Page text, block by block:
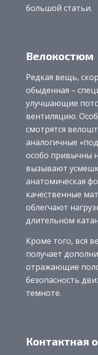
большой статьи.
Велокостюм
Редкая вещь,
обыденная –
улучшающие
вентиляцию.
смотрятся
аналогичные
особо привычны
вызывают
анатомическая
качественные
облегчают
длительном
Кроме того, вся
получает
отражающие
безопасность
темноте.
Контактная